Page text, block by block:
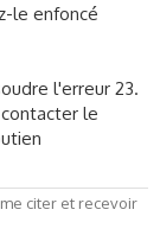
le enfoncé
l'erreur 23.
le
citer et recevoir